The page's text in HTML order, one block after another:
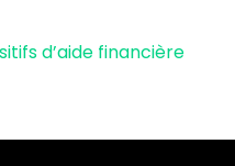
d’aide financière